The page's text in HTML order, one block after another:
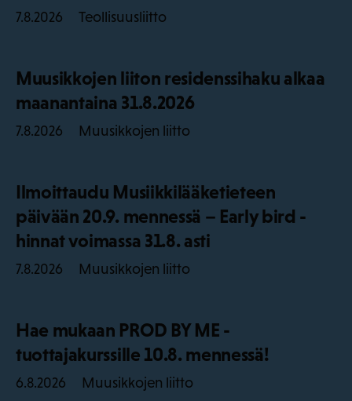
7.8.2026 Teollisuusliitto
Muusikkojen liiton residenssihaku alkaa
maanantaina 31.8.2026
7.8.2026 Muusikkojen liitto
Ilmoittaudu Musiikkilääketieteen
päivään 20.9. mennessä – Early bird -
hinnat voimassa 31.8. asti
7.8.2026 Muusikkojen liitto
Hae mukaan PROD BY ME -
tuottajakurssille 10.8. mennessä!
6.8.2026 Muusikkojen liitto